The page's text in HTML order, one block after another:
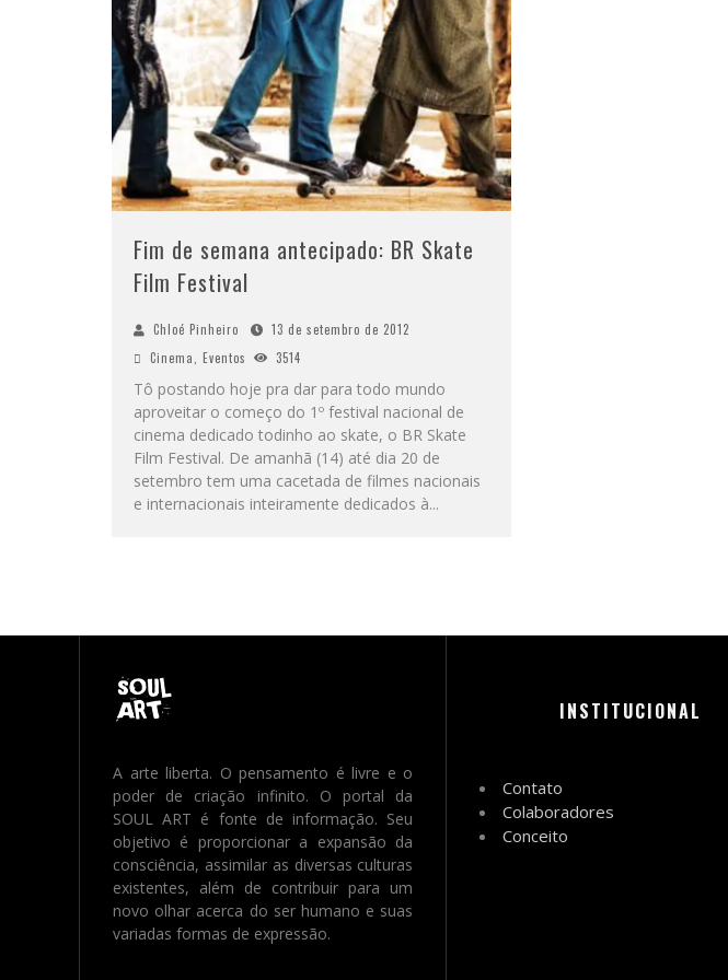
Fim de semana antecipado: BR Skate
Film Festival
Chloé Pinheiro
13 de setembro de 2012
Cinema
Eventos 3514
Tô postando hoje pra dar para todo mundo
aproveitar o começo do 1º festival nacional de
cinema dedicado todinho ao skate, o BR Skate
Film Festival. De amanhã (14) até dia 20 de
setembro tem uma cacetada de filmes nacionais
e internacionais inteiramente dedicados à...
A arte liberta. O pensamento é livre e o
poder de criação infinito. O portal da
SOUL ART é fonte de informação. Seu
objetivo é proporcionar a expansão da
consciência, assimilar as diversas culturas
existentes, além de contribuir para um
novo olhar acerca do ser humano e suas
variadas formas de expressão.
INSTITUCIONAL
Contato
Colaboradores
Conceito